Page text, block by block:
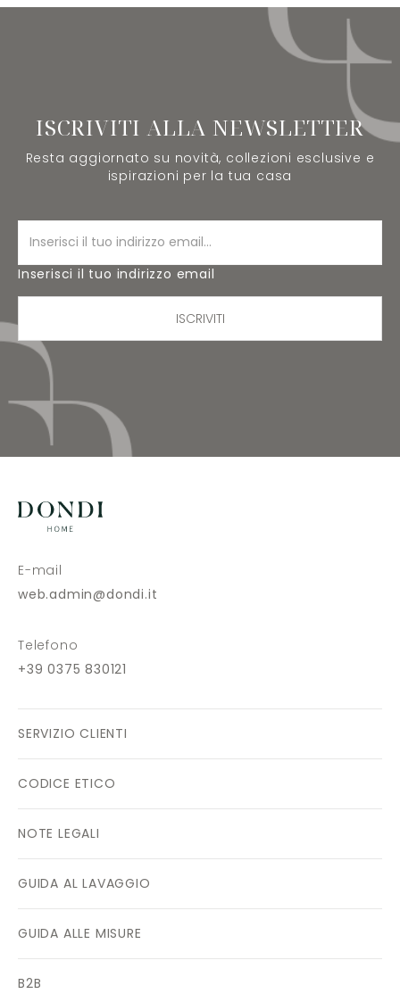
ISCRIVITI ALLA NEWSLETTER
Resta aggiornato su novità, collezioni esclusive e
ispirazioni per la tua casa
Inserisci il tuo indirizzo email
ISCRIVITI
E-mail
web.admin@dondi.it
Telefono
+39 0375 830121
SERVIZIO CLIENTI
CODICE ETICO
NOTE LEGALI
GUIDA AL LAVAGGIO
GUIDA ALLE MISURE
B2B